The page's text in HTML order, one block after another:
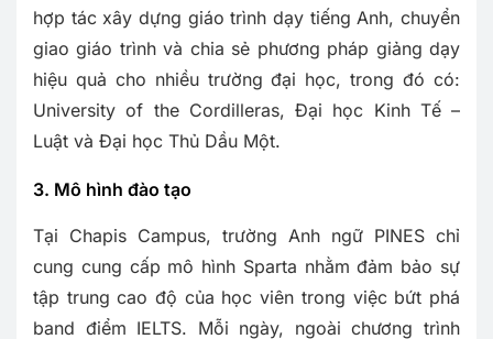
hợp tác xây dựng giáo trình dạy tiếng Anh, chuyển
giao giáo trình và chia sẻ phương pháp giảng dạy
hiệu quả cho nhiều trường đại học, trong đó có:
University of the Cordilleras, Đại học Kinh Tế –
Luật và Đại học Thủ Dầu Một.
3. Mô hình đào tạo
Tại Chapis Campus, trường Anh ngữ PINES chỉ
cung cung cấp mô hình Sparta nhằm đảm bảo sự
tập trung cao độ của học viên trong việc bứt phá
band điểm IELTS. Mỗi ngày, ngoài chương trình